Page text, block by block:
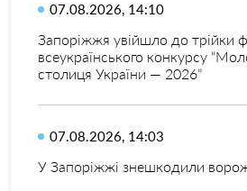
07.08.2026, 14:10
Запоріжжя увійшло до трійки
всеукраїнського конкурсу
столиця України — 2026”
07.08.2026, 14:03
У Запоріжжі знешкодили